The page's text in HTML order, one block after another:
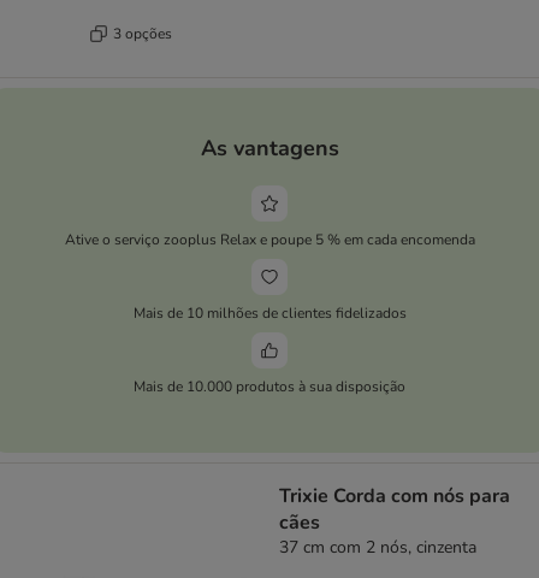
3 opções
As vantagens
Ative o serviço zooplus Relax e poupe 5 % em cada encomenda
Mais de 10 milhões de clientes fidelizados
Mais de 10.000 produtos à sua disposição
Trixie Corda com nós para
cães
37 cm com 2 nós, cinzenta